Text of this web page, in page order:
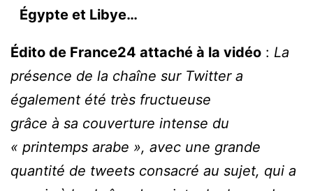
Égypte et Libye…
Édito de France24 attaché à la vidéo : La
présence de la chaîne sur Twitter a
également été très fructueuse
grâce à sa couverture intense du
« printemps arabe », avec une grande
quantité de tweets consacré au sujet, qui a